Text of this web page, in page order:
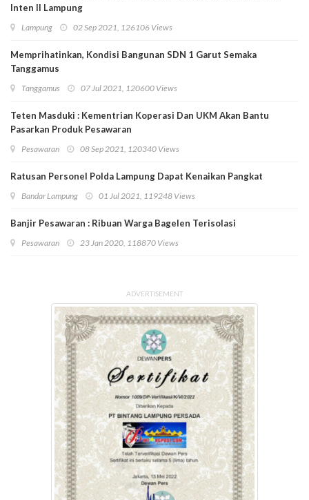
Inten II Lampung
Lampung 02 Sep 2021, 126106 Views
Memprihatinkan, Kondisi Bangunan SDN 1 Garut Semaka
Tanggamus
Tanggamus 07 Jul 2021, 120600 Views
Teten Masduki : Kementrian Koperasi Dan UKM Akan Bantu
Pasarkan Produk Pesawaran
Pesawaran 08 Sep 2021, 120340 Views
Ratusan Personel Polda Lampung Dapat Kenaikan Pangkat
Bandar Lampung 01 Jul 2021, 119248 Views
Banjir Pesawaran : Ribuan Warga Bagelen Terisolasi
Pesawaran 23 Jan 2020, 118870 Views
ADVERTISEMENT